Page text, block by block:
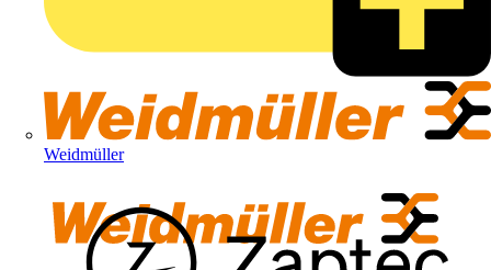
Weidmüller